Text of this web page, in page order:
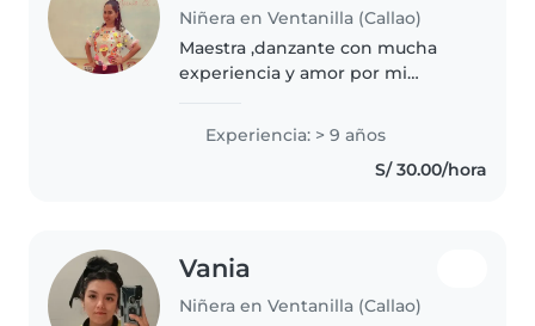
Niñera en Ventanilla (Callao)
Maestra ,danzante con mucha
experiencia y amor por mi
Experiencia: > 9 años
S/ 30.00/hora
Vania
Niñera en Ventanilla (Callao)